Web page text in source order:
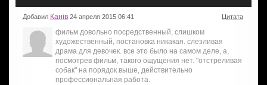
Добавил Канiв 24 апреля 2015 06:41 Цитата
фильм довольно посредственный, слишком
художественный, постановка никакая. слезливая
драма для девочек. все это было на самом деле, а,
посмотрев фильм, такого ощущения нет. "отстреливая
собак" на порядок выше, действительно
профессиональная работа.